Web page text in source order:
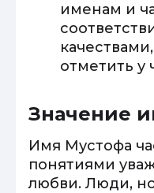
именам и
отметить у
Значение
Имя Мустофа
понятиями
любви. Люди,